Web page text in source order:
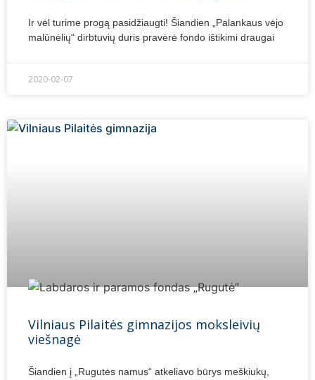
Ir vėl turime progą pasidžiaugti! Šiandien „Palankaus vėjo
malūnėlių“ dirbtuvių duris pravėrė fondo ištikimi draugai
2020-02-07
Vilniaus Pilaitės gimnazijos moksleivių
viešnagė
Šiandien į „Rugutės namus“ atkeliavo būrys meškiukų,